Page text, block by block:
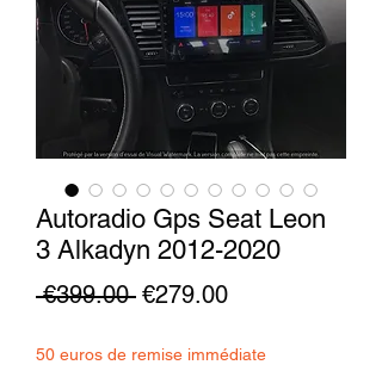
Autoradio Gps Seat Leon
3 Alkadyn 2012-2020
€399.00 Regular
€279.00Sale
50 euros de remise immédiate